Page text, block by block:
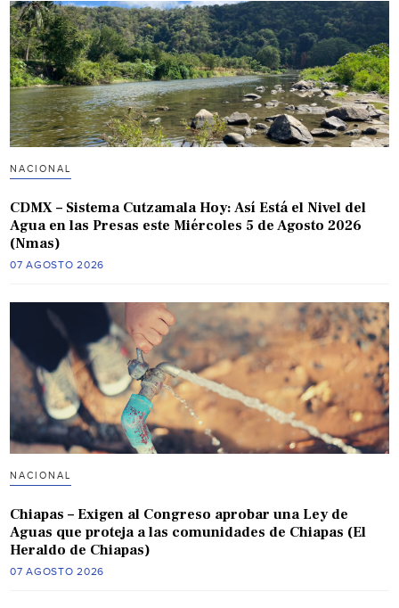
NACIONAL
CDMX – Sistema Cutzamala Hoy: Así Está el Nivel del
Agua en las Presas este Miércoles 5 de Agosto 2026
(Nmas)
07 AGOSTO 2026
NACIONAL
Chiapas – Exigen al Congreso aprobar una Ley de
Aguas que proteja a las comunidades de Chiapas (El
Heraldo de Chiapas)
07 AGOSTO 2026